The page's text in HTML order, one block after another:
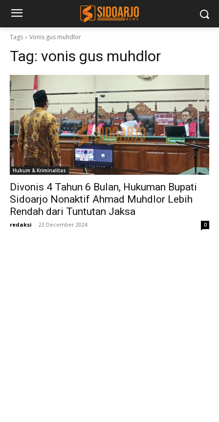
Tags Vonis gus muhdlor
Tag: vonis gus muhdlor
Hukum & Kriminalitas
Divonis 4 Tahun 6 Bulan, Hukuman Bupati
Sidoarjo Nonaktif Ahmad Muhdlor Lebih
Rendah dari Tuntutan Jaksa
redaksi - 23 December 2024 0